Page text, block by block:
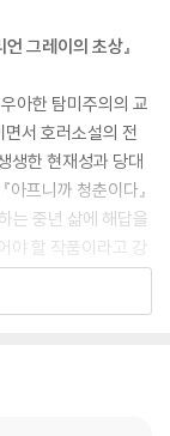
그레이의 초상』
아한 탐미주의의 교
서 호러소설의 전
생한 현재성과 당대
아프니까 청춘이다』
는 중년 삶에 해답을
야 할 작품이라고 강
하며 욕망과 책임 사
민하는 시기인데,
등한다. 둘 중에 하